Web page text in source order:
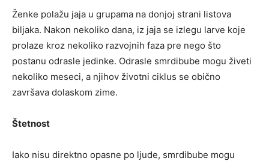
Ženke polažu jaja u grupama na donjoj strani listova
biljaka. Nakon nekoliko dana, iz jaja se izlegu larve koje
prolaze kroz nekoliko razvojnih faza pre nego što
postanu odrasle jedinke. Odrasle smrdibube mogu živeti
nekoliko meseci, a njihov životni ciklus se obično
završava dolaskom zime.
Štetnost
Iako nisu direktno opasne po ljude, smrdibube mogu